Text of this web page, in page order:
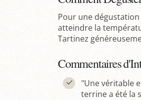
Pour une
atteindre la
Tartinez
Commentaires
"Une véritable
terrine a été la